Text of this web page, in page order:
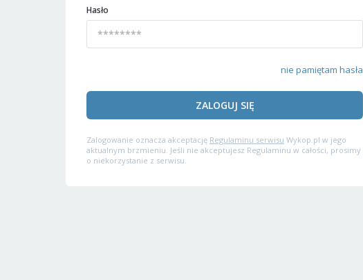
Hasło
nie pamiętam hasła
ZALOGUJ SIĘ
Zalogowanie oznacza akceptację Regulaminu serwisu Wykop.pl w jego
aktualnym brzmieniu. Jeśli nie akceptujesz Regulaminu w całości, prosimy
o niekorzystanie z serwisu.